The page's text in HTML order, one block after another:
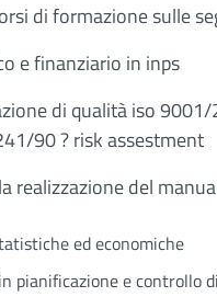
di formazione sulle
e finanziario in inps
di qualità iso
90 ? risk assestment
realizzazione del
ed economiche
pianificazione e controllo